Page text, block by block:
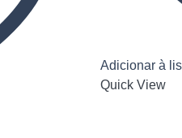
Adicionar à
Quick View